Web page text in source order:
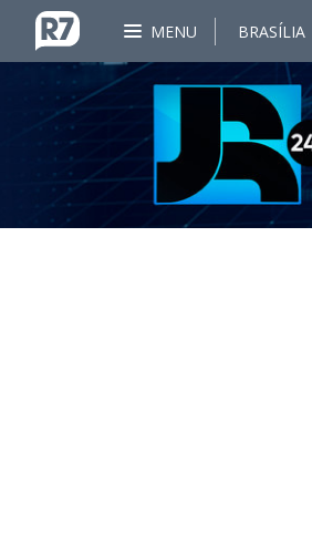
MENU BRASÍLIA